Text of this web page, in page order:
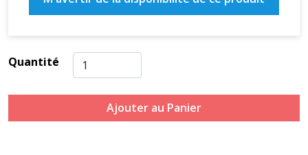
Quantité
Ajouter au Panier